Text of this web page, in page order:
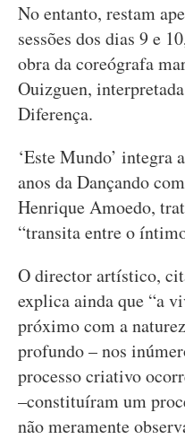
No entanto, restam
sessões dos dias 9 e
obra da coreógrafa
Ouizguen,
Diferença.
‘Este Mundo’ integra
anos da Dançando
Henrique Amoedo,
“transita entre o
O director artístico,
explica ainda que “a
próximo com a
profundo – nos
processo criativo
–constituíram um
não meramente